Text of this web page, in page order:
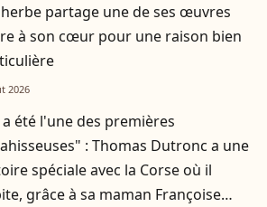
partage une de ses œuvres
à son cœur pour une raison bien
2026
a été l'une des premières
: Thomas Dutronc a une
spéciale avec la Corse où il
grâce à sa maman Françoise